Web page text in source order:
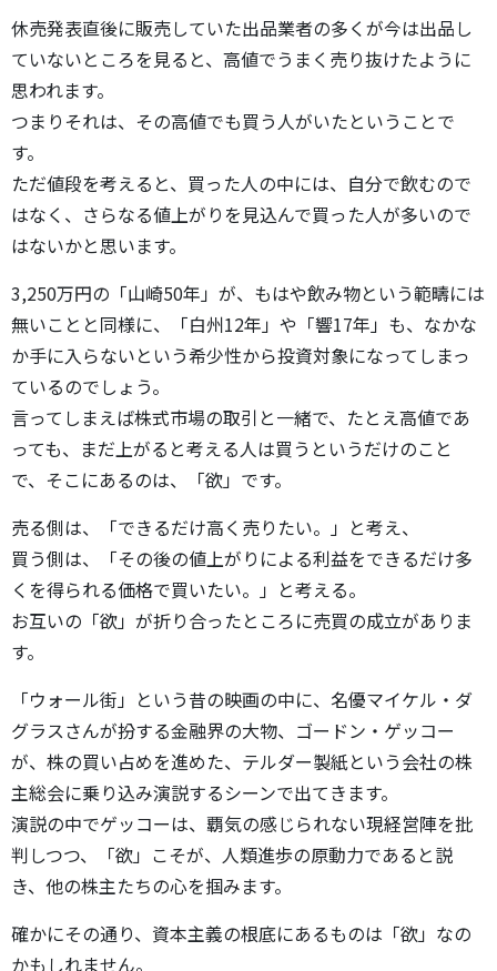
休売発表直後に販売していた出品業者の多くが今は出品し
ていないところを見ると、高値でうまく売り抜けたように
思われます。
つまりそれは、その高値でも買う人がいたということで
す。
ただ値段を考えると、買った人の中には、自分で飲むので
はなく、さらなる値上がりを見込んで買った人が多いので
はないかと思います。
3,250万円の「山崎50年」が、もはや飲み物という範疇には
無いことと同様に、「白州12年」や「響17年」も、なかな
か手に入らないという希少性から投資対象になってしまっ
ているのでしょう。
言ってしまえば株式市場の取引と一緒で、たとえ高値であ
っても、まだ上がると考える人は買うというだけのこと
で、そこにあるのは、「欲」です。
売る側は、「できるだけ高く売りたい。」と考え、
買う側は、「その後の値上がりによる利益をできるだけ多
くを得られる価格で買いたい。」と考える。
お互いの「欲」が折り合ったところに売買の成立がありま
す。
「ウォール街」という昔の映画の中に、名優マイケル・ダ
グラスさんが扮する金融界の大物、ゴードン・ゲッコー
が、株の買い占めを進めた、テルダー製紙という会社の株
主総会に乗り込み演説するシーンで出てきます。
演説の中でゲッコーは、覇気の感じられない現経営陣を批
判しつつ、「欲」こそが、人類進歩の原動力であると説
き、他の株主たちの心を掴みます。
確かにその通り、資本主義の根底にあるものは「欲」なの
かもしれません。